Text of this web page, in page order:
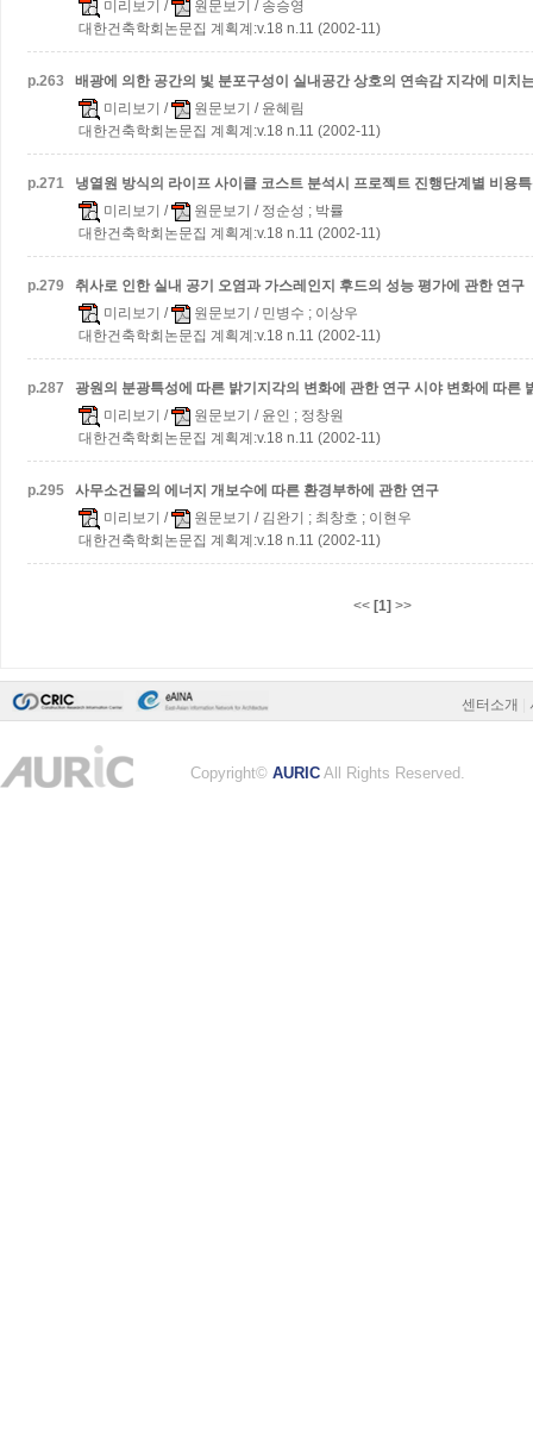
미리보기 / 원문보기 / 송승영
대한건축학회논문집 계획계:v.18 n.11 (2002-11)
p.263
배광에 의한 공간의 빛 분포구성이 실내공간 상호의 연속감 지각에 미치
미리보기 / 원문보기 / 윤혜림
대한건축학회논문집 계획계:v.18 n.11 (2002-11)
p.271
냉열원 방식의 라이프 사이클 코스트 분석시 프로젝트 진행단계별 비용
미리보기 / 원문보기 / 정순성 ; 박률
대한건축학회논문집 계획계:v.18 n.11 (2002-11)
p.279
취사로 인한 실내 공기 오염과 가스레인지 후드의 성능 평가에 관한 연구
미리보기 / 원문보기 / 민병수 ; 이상우
대한건축학회논문집 계획계:v.18 n.11 (2002-11)
p.287 광원의 분광특성에 따른 밝기지각의 변화에 관한 연구 시야 변화에 따른
미리보기 / 원문보기 / 윤인 ; 정창원
대한건축학회논문집 계획계:v.18 n.11 (2002-11)
p.295
사무소건물의 에너지 개보수에 따른 환경부하에 관한 연구
미리보기 / 원문보기 / 김완기 ; 최창호 ; 이현우
대한건축학회논문집 계획계:v.18 n.11 (2002-11)
<< [1] >>
센터소개
Copyright© AURIC All Rights Reserved.